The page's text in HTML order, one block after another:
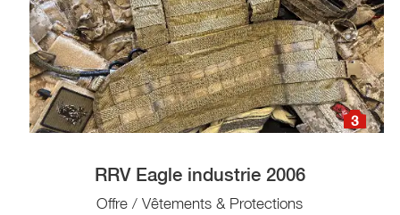
3
RRV Eagle industrie 2006
Offre / Vêtements & Protections